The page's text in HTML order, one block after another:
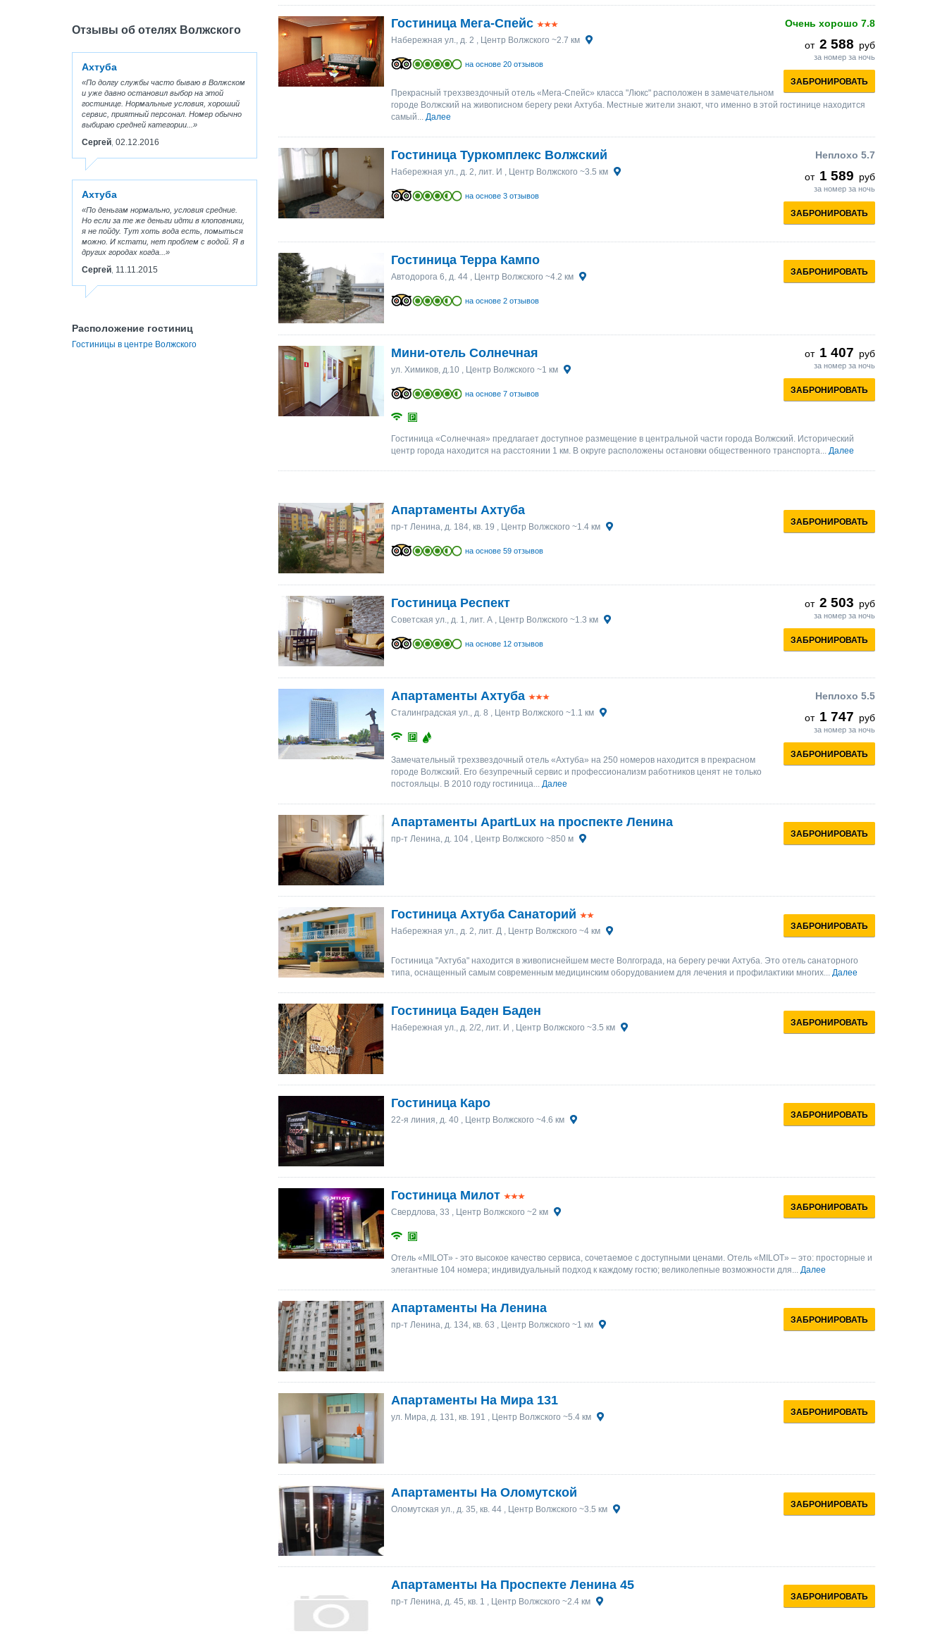
Отзывы об отелях Волжского
Ахтуба
По долгу службы часто бываю в Волжском
и уже давно остановил выбор на этой
гостинице. Нормальные условия, хороший
сервис, приятный персонал. Номер обычно
выбираю средней категории...
Сергей 02.12.2016
Ахтуба
По деньгам нормально, условия средние.
Но если за те же деньги идти в клоповники,
я не пойду. Тут хоть вода есть, помыться
можно. И кстати, нет проблем с водой. Я в
других городах когда...
Сергей 11.11.2015
Расположение гостиниц
Гостиницы в центре Волжского
Очень хорошо 7.8
от 2 588 руб
за номер за ночь
ЗАБРОНИРОВАТЬ
Гостиница Мега-Спейс
Набережная ул., д. 2 , Центр Волжского ~2.7 км
на основе 20 отзывов
Прекрасный трехзвездочный отель «Мега-Спейс» класса "Люкс" расположен в замечательном
городе Волжский на живописном берегу реки Ахтуба. Местные жители знают, что именно в этой гостинице находится
самый... Далее
Неплохо 5.7
от 1 589 руб
за номер за ночь
ЗАБРОНИРОВАТЬ
Гостиница Туркомплекс Волжский
Набережная ул., д. 2, лит. И , Центр Волжского ~3.5 км
на основе 3 отзывов
ЗАБРОНИРОВАТЬ
Гостиница Терра Кампо
Автодорога 6, д. 44, Центр Волжского ~4.2 км
на основе 2 отзывов
от 1 407 руб
за номер за ночь
ЗАБРОНИРОВАТЬ
Мини-отель Солнечная
ул. Химиков, д.10, Центр Волжского ~1 км
на основе 7 отзывов
Гостиница «Солнечная» предлагает доступное размещение в центральной части города Волжский. Исторический
центр города находится на расстоянии 1 км. В округе расположены остановки общественного транспорта... Далее
ЗАБРОНИРОВАТЬ
Апартаменты Ахтуба
пр-т Ленина, д. 184, кв. 19 , Центр Волжского ~1.4 км
на основе 59 отзывов
от 2 503 руб
за номер за ночь
ЗАБРОНИРОВАТЬ
Гостиница Респект
Советская ул., д. 1, лит. А, Центр Волжского ~1.3 км
на основе 12 отзывов
Неплохо 5.5
от 1 747 руб
за номер за ночь
ЗАБРОНИРОВАТЬ
Апартаменты Ахтуба
Сталинградская ул., д. 8 , Центр Волжского ~1.1 км
Замечательный трехзвездочный отель «Ахтуба» на 250 номеров находится в прекрасном
городе Волжский. Его безупречный сервис и профессионализм работников ценят не только
постояльцы. В 2010 году гостиница... Далее
ЗАБРОНИРОВАТЬ
Апартаменты ApartLux на проспекте Ленина
пр-т Ленина, д. 104, Центр Волжского ~850 м
ЗАБРОНИРОВАТЬ
Гостиница Ахтуба Санаторий
Набережная ул., д. 2, лит. Д, Центр Волжского ~4 км
Гостиница "Ахтуба" находится в живописнейшем месте Волгограда, на берегу речки Ахтуба. Это отель санаторного
типа, оснащенный самым современным медицинским оборудованием для лечения и профилактики многих... Далее
ЗАБРОНИРОВАТЬ
Гостиница Баден Баден
Набережная ул., д. 2/2, лит. И , Центр Волжского ~3.5 км
ЗАБРОНИРОВАТЬ
Гостиница Каро
22-я линия, д. 40, Центр Волжского ~4.6 км
ЗАБРОНИРОВАТЬ
Гостиница Милот
Свердлова, 33 , Центр Волжского ~2 км
Отель «MILOT» - это высокое качество сервиса, сочетаемое с доступными ценами. Отель «MILOT» – это: просторные и
элегантные 104 номера; индивидуальный подход к каждому гостю; великолепные возможности для... Далее
ЗАБРОНИРОВАТЬ
Апартаменты На Ленина
пр-т Ленина, д. 134, кв. 63 , Центр Волжского ~1 км
ЗАБРОНИРОВАТЬ
Апартаменты На Мира 131
ул. Мира, д. 131, кв. 191 , Центр Волжского ~5.4 км
ЗАБРОНИРОВАТЬ
Апартаменты На Оломутской
Оломутская ул., д. 35, кв. 44, Центр Волжского ~3.5 км
ЗАБРОНИРОВАТЬ
Апартаменты На Проспекте Ленина 45
пр-т Ленина, д. 45, кв. 1 , Центр Волжского ~2.4 км